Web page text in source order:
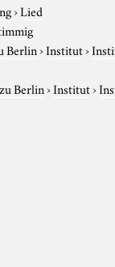
›Lied
Berlin›Institut›
Berlin›Institut›